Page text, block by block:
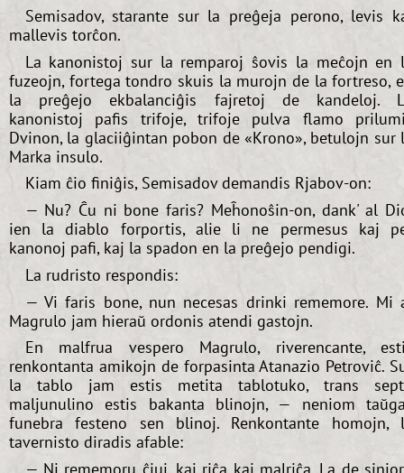
Semisadov, starante sur la preĝeja perono, levis
mallevis torĉon.
La kanonistoj sur la remparoj ŝovis la meĉojn en
fuzeojn, fortega tondro skuis la murojn de la fortreso,
la preĝejo ekbalanciĝis fajretoj de kandeloj.
kanonistoj pafis trifoje, trifoje pulva flamo
Dvinon, la glaciiĝintan pobon de «Krono», betulojn sur
Marka insulo.
Kiam ĉio finiĝis, Semisadov demandis Rjabov-on:
— Nu? Ĉu ni bone faris? Meĥonoŝin-on, dank' al
ien la diablo forportis, alie li ne permesus kaj
kanonoj pafi, kaj la spadon en la preĝejo pendigi.
La rudristo respondis:
— Vi faris bone, nun necesas drinki rememore. Mi
Magrulo jam hieraŭ ordonis atendi gastojn.
En malfrua vespero Magrulo, riverencante,
renkontanta amikojn de forpasinta Atanazio Petroviĉ.
la tablo jam estis metita tablotuko, trans
maljunulino estis bakanta blinojn, — neniom
funebra festeno sen blinoj. Renkontante homojn,
tavernisto diradis afable: